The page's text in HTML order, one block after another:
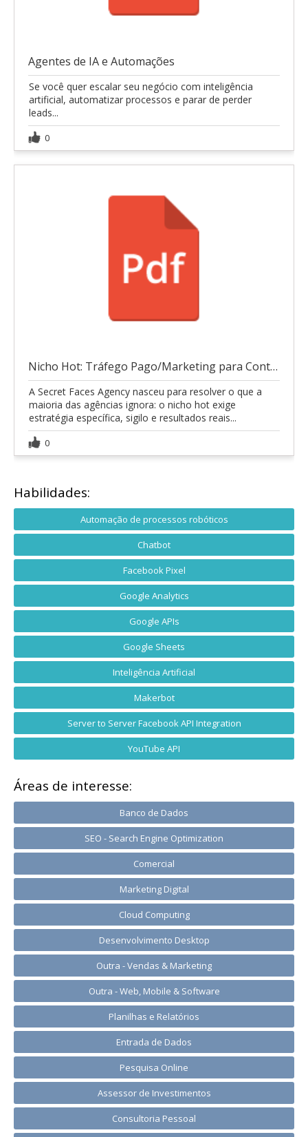
Agentes de IA e Automações
Se você quer escalar seu negócio com inteligência
artificial, automatizar processos e parar de perder
leads...
0
Nicho Hot: Tráfego Pago/Marketing para Conteúdo+18
A Secret Faces Agency nasceu para resolver o que a
maioria das agências ignora: o nicho hot exige
estratégia específica, sigilo e resultados reais...
0
Habilidades:
Automação de processos robóticos
Chatbot
Facebook Pixel
Google Analytics
Google APIs
Google Sheets
Inteligência Artificial
Makerbot
Server to Server Facebook API Integration
YouTube API
Áreas de interesse:
Banco de Dados
SEO - Search Engine Optimization
Comercial
Marketing Digital
Cloud Computing
Desenvolvimento Desktop
Outra - Vendas & Marketing
Outra - Web, Mobile & Software
Planilhas e Relatórios
Entrada de Dados
Pesquisa Online
Assessor de Investimentos
Consultoria Pessoal